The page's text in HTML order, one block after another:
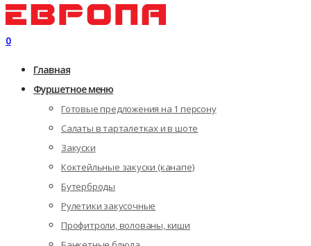
0
Главная
Фуршетное меню
Готовые предложения на 1 персону
Салаты в тарталетках и в шоте
Закуски
Коктейльные закуски (канапе)
Бутерброды
Рулетики закусочные
Профитроли, волованы, киши